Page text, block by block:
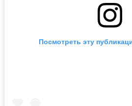
Посмотреть эту